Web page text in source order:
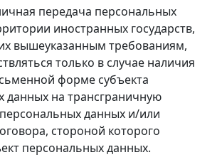
передача персональных
иностранных государств,
вышеуказанным требованиям,
только в случае наличия
форме субъекта
данных на трансграничную
данных и/или
стороной которого
персональных данных.